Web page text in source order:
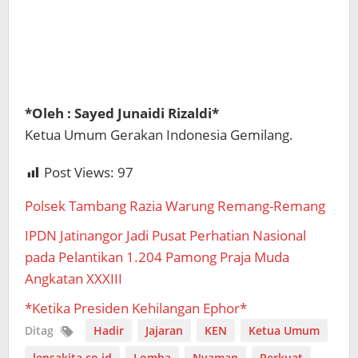
*Oleh : Sayed Junaidi Rizaldi*
Ketua Umum Gerakan Indonesia Gemilang.
Post Views: 97
Polsek Tambang Razia Warung Remang-Remang
IPDN Jatinangor Jadi Pusat Perhatian Nasional
pada Pelantikan 1.204 Pamong Praja Muda
Angkatan XXXIII
*Ketika Presiden Kehilangan Ephor*
Ditag Hadir Jajaran KEN
Ketua Umum